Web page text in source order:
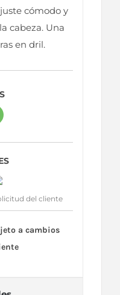
cómodo y
cabeza. Una
en dril.
del cliente
a cambios